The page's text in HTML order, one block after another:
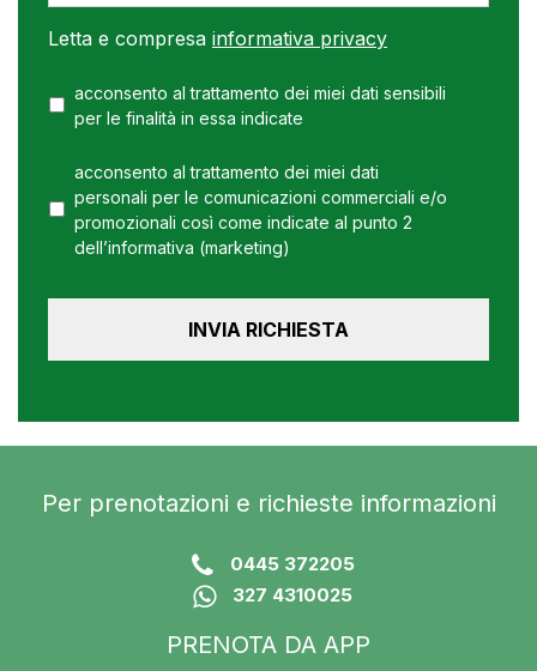
Letta e compresa informativa privacy
acconsento al trattamento dei miei dati sensibili
per le finalità in essa indicate
acconsento al trattamento dei miei dati
personali per le comunicazioni commerciali e/o
promozionali così come indicate al punto 2
dell’informativa (marketing)
Per prenotazioni e richieste informazioni
0445 372205
327 4310025
PRENOTA DA APP